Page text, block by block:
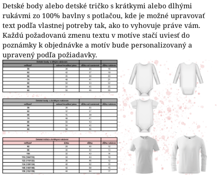
Detské body alebo detské tričko s krátkymi alebo dlhými
rukávmi zo 100% bavlny s potlačou, kde je možné upravovať
text podľa vlastnej potreby tak, ako to vyhovuje práve vám.
Každú požadovanú zmenu textu v motíve stačí uviesť do
poznámky k objednávke a motív bude personalizovaný a
upravený podľa požiadavky.